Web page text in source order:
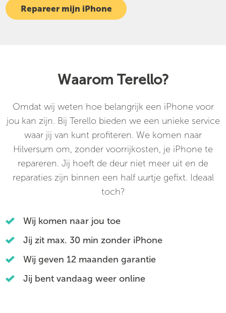
Repareer mijn iPhone
Waarom Terello?
Omdat wij weten hoe belangrijk een iPhone voor
jou kan zijn. Bij Terello bieden we een unieke service
waar jij van kunt profiteren. We komen naar
Hilversum om, zonder voorrijkosten, je iPhone te
repareren. Jij hoeft de deur niet meer uit en de
reparaties zijn binnen een half uurtje gefixt. Ideaal
toch?
Wij komen naar jou toe
Jij zit max. 30 min zonder iPhone
Wij geven 12 maanden garantie
Jij bent vandaag weer online